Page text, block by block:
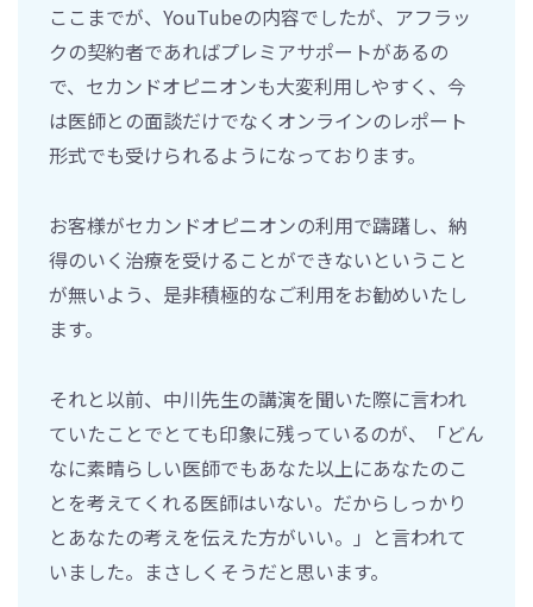
ここまでが、YouTubeの内容でしたが、アフラッ
クの契約者であればプレミアサポートがあるの
で、セカンドオピニオンも大変利用しやすく、今
は医師との面談だけでなくオンラインのレポート
形式でも受けられるようになっております。
お客様がセカンドオピニオンの利用で躊躇し、納
得のいく治療を受けることができないということ
が無いよう、是非積極的なご利用をお勧めいたし
ます。
それと以前、中川先生の講演を聞いた際に言われ
ていたことでとても印象に残っているのが、「どん
なに素晴らしい医師でもあなた以上にあなたのこ
とを考えてくれる医師はいない。だからしっかり
とあなたの考えを伝えた方がいい。」と言われて
いました。まさしくそうだと思います。